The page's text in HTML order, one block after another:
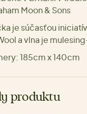
Moon & Sons
je súčasťou
a vlna je
185cm x 140cm
produktu